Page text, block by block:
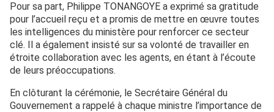
Pour sa part, Philippe TONANGOYE a exprimé sa gratitude
pour l’accueil reçu et a promis de mettre en œuvre toutes
les intelligences du ministère pour renforcer ce secteur
clé. Il a également insisté sur sa volonté de travailler en
étroite collaboration avec les agents, en étant à l’écoute
de leurs préoccupations.
En clôturant la cérémonie, le Secrétaire Général du
Gouvernement a rappelé à chaque ministre l’importance de